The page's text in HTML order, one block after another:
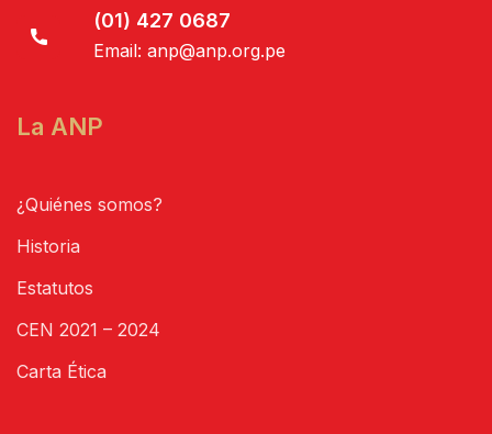
(01) 427 0687
Email: anp@anp.org.pe
La ANP
¿Quiénes somos?
Historia
Estatutos
CEN 2021 – 2024
Carta Ética